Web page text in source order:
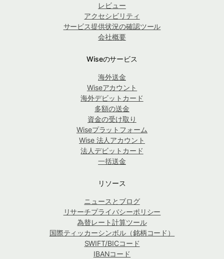
レビュー
アクセシビリティ
サービス提供状況の確認ツール
会社概要
Wiseのサービス
海外送金
Wiseアカウント
海外デビットカード
多額の送金
資金の受け取り
Wiseプラットフォーム
Wise 法人アカウント
法人デビットカード
一括送金
リソース
ニュースとブログ
リサーチプライバシーポリシー
為替レート計算ツール
国際ティッカーシンボル（銘柄コード）
SWIFT/BICコード
IBANコード